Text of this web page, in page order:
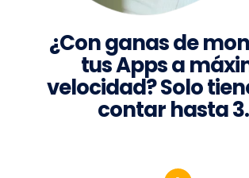
¿Con ganas de
tus Apps a
velocidad? Solo
contar hasta